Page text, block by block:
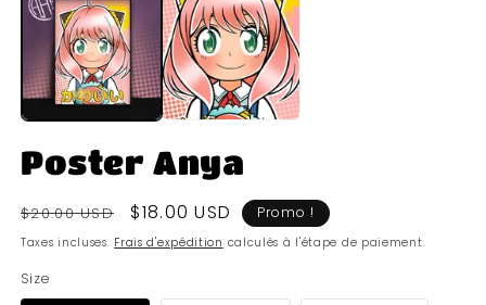
Poster Anya
Prix
habituel
$20.00 USD
Prix
soldé
$18.00 USD Promo !
Taxes incluses. Frais d'expédition calculés à l'étape de paiement.
Size